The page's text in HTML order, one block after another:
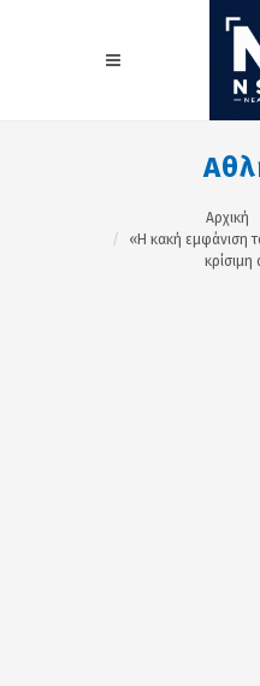
Αρχική
«Η κακή εμφάνιση
κρίσιμη